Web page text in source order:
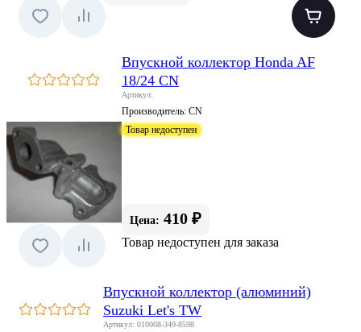
Впускной коллектор Honda AF
18/24 CN
Артикул:
Производитель: CN
Товар недоступен
Цена: 410 ₽
Товар недоступен для заказа
Впускной коллектор (алюминий)
Suzuki Let's TW
Артикул: 010008-349-8598